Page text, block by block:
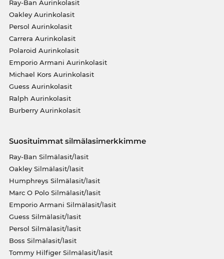
Ray-Ban Aurinkolasit
Oakley Aurinkolasit
Persol Aurinkolasit
Carrera Aurinkolasit
Polaroid Aurinkolasit
Emporio Armani Aurinkolasit
Michael Kors Aurinkolasit
Guess Aurinkolasit
Ralph Aurinkolasit
Burberry Aurinkolasit
Suosituimmat silmälasimerkkimme
Ray-Ban Silmälasit/lasit
Oakley Silmälasit/lasit
Humphreys Silmälasit/lasit
Marc O Polo Silmälasit/lasit
Emporio Armani Silmälasit/lasit
Guess Silmälasit/lasit
Persol Silmälasit/lasit
Boss Silmälasit/lasit
Tommy Hilfiger Silmälasit/lasit